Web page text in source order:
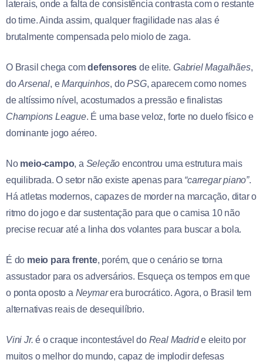
laterais, onde a falta de consistência contrasta com o restante
do time. Ainda assim, qualquer fragilidade nas alas é
brutalmente compensada pelo miolo de zaga.
O Brasil chega comdefensores de elite.Gabriel Magalhães,
doArsenal, eMarquinhos, doPSG, aparecem como nomes
de altíssimo nível, acostumados a pressão e finalistas
Champions League. É uma base veloz, forte no duelo físico e
dominante jogo aéreo.
No meio-campo, a Seleção encontrou uma estrutura mais
equilibrada. O setor não existe apenas para “carregar piano”.
Há atletas modernos, capazes de morder na marcação, ditar o
ritmo do jogo e dar sustentação para que o camisa 10 não
precise recuar até a linha dos volantes para buscar a bola.
É do meio para frente, porém, que o cenário se torna
assustador para os adversários. Esqueça os tempos em que
o ponta oposto a Neymarera burocrático. Agora, o Brasil tem
alternativas reais de desequilíbrio.
Vini Jr. é o craque incontestável do Real Madride eleito por
muitos o melhor do mundo, capaz de implodir defesas